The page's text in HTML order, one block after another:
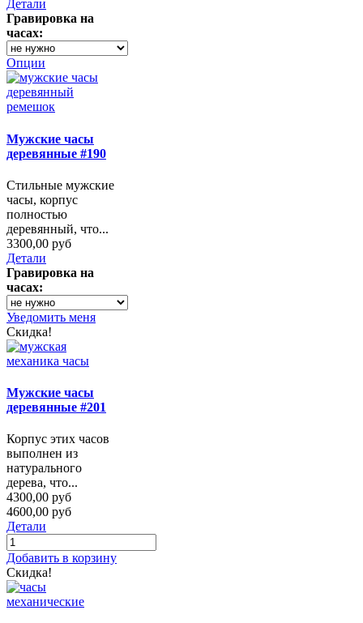
Детали
Гравировка на
часах:
Опции
Мужские часы
деревянные #190
Стильные мужские
часы, корпус
полностью
деревянный, что...
3300,00 руб
Детали
Гравировка на
часах:
Уведомить меня
Скидка!
Мужские часы
деревянные #201
Корпус этих часов
выполнен из
натурального
дерева, что...
4300,00 руб
4600,00 руб
Детали
Добавить в корзину
Скидка!